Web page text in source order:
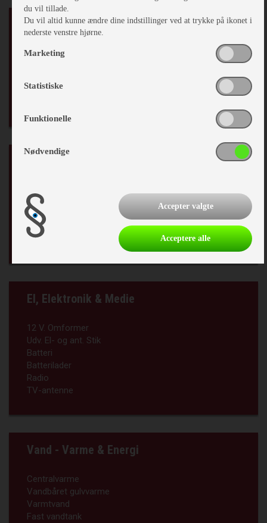
Karrosseri, Chassis & Magasiner
Mover
Køleskab
Emhætte
Toiletrum
Kassettetoilet
El, Elektronik & Medie
12 V. Omformer
Udv. El- og ant. Stik
Batteri
Batterilader
Radio
TV-antenne
Vand - Varme & Energi
Centralvarme
Vandbåret gulvvarme
Varmtvand
Fast vandtank
du vil tillade.
Du vil altid kunne ændre dine indstillinger ved at trykke på ikonet i
nederste venstre hjørne.
Marketing
Statistiske
Funktionelle
Nødvendige
Accepter valgte
Acceptere alle